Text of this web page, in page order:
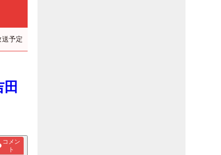
予定
コメン
ト